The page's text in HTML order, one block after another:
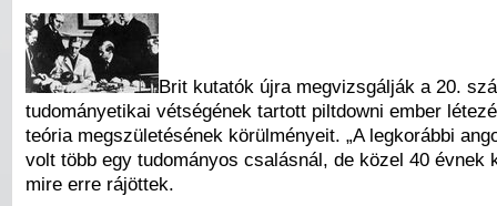
Brit kutatók újra megvizsgálják a 20.
tudományetikai vétségének tartott piltdowni ember
teória megszületésének körülményeit. „A legkorábbi
volt több egy tudományos csalásnál, de közel 40 évnek
mire erre rájöttek.